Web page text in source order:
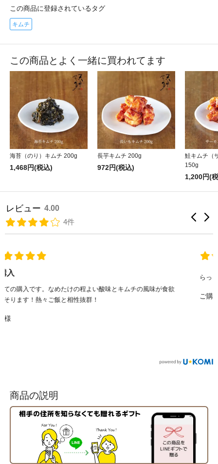
この商品に登録されているタグ
キムチ
この商品とよく一緒に買われてます
海苔（のり）キムチ 200g
1,468円(税込)
長芋キムチ 200g
972円(税込)
鮭キムチ（
150g
1,200円(
レビュー 4.00
4件
らっきょう同様、お客様にも喜ばれております。
ご購入者様
商品の説明